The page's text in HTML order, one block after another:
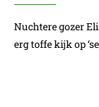
Nuchtere gozer
erg toffe kijk op